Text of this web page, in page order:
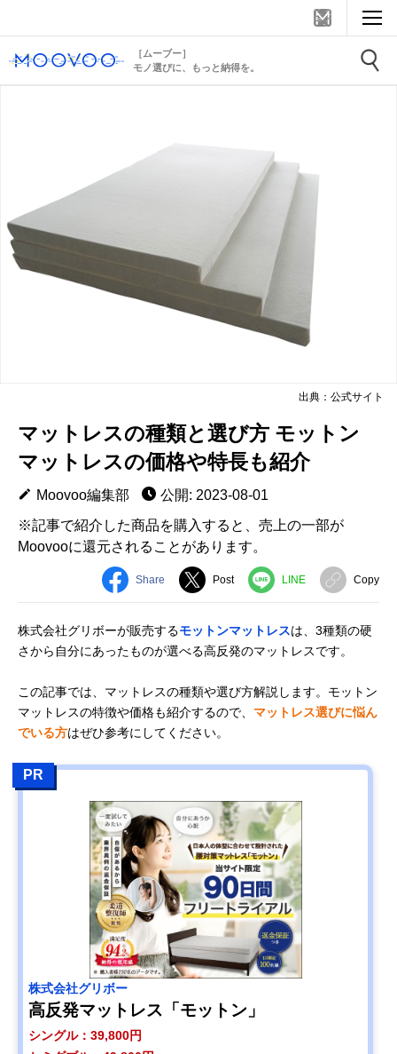
［ムーブー］
モノ選びに、もっと納得を。
出典：公式サイト
マットレスの種類と選び方 モットン
マットレスの価格や特長も紹介
Moovoo編集部
公開: 2023-08-01
※記事で紹介した商品を購入すると、売上の一部が
Moovooに還元されることがあります。
Share Post LINE Copy
株式会社グリボーが販売するモットンマットレスは、3種類の硬
さから自分にあったものが選べる高反発のマットレスです。
この記事では、マットレスの種類や選び方解説します。モットン
マットレスの特徴や価格も紹介するので、 マットレス選びに悩ん
でいる方はぜひ参考にしてください。
PR
株式会社グリボー
高反発マットレス「モットン」
シングル：39,800円